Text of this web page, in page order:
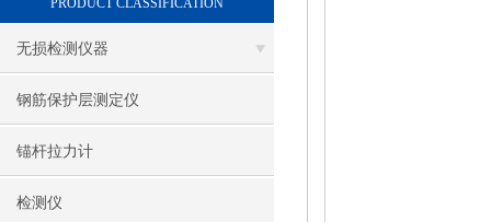
PRODUCT CLASSIFICATION
无损检测仪器
钢筋保护层测定仪
锚杆拉力计
检测仪